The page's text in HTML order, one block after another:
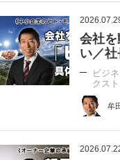
会社を
い／
ビジ
クスト
牟